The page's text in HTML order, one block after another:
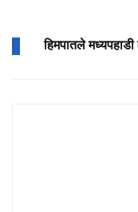
हिमपातले